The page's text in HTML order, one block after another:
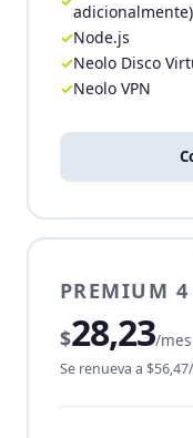
adicionalmente)
Node.js
Neolo Disco
Neolo VPN
PREMIUM 4
$28,23/mes
Se renueva a